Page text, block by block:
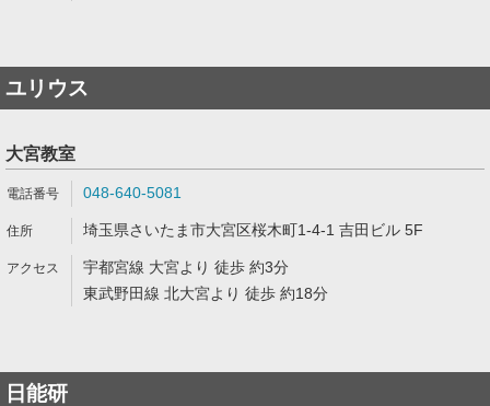
ユリウス
大宮教室
048-640-5081
埼玉県さいたま市大宮区桜木町1-4-1 吉田ビル 5F
宇都宮線 大宮より 徒歩 約3分
東武野田線 北大宮より 徒歩 約18分
日能研